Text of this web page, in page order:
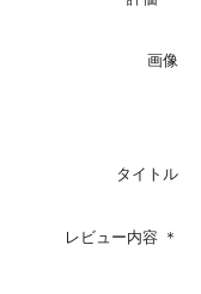
画像
タイトル
レビュー内容 ＊